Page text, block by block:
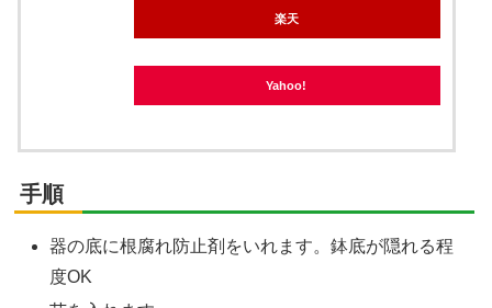
楽天
Yahoo!
手順
器の底に根腐れ防止剤をいれます。鉢底が隠れる程
度OK